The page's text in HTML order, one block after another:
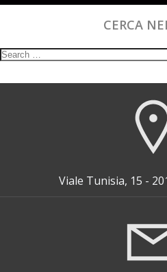
CERCA
Search
Viale Tunisia, 15 -